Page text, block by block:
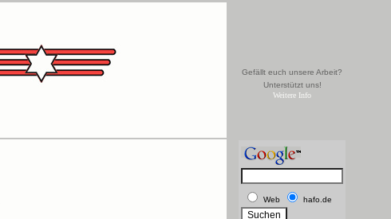
Gefällt euch unsere Arbeit?
Unterstützt uns!
Weitere Info
Web hafo.de